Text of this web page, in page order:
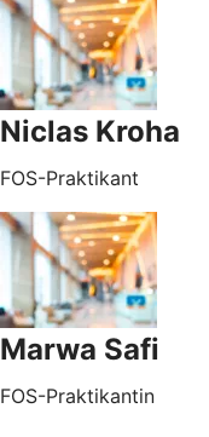
Niclas Kroha
FOS-Praktikant
Marwa Safi
FOS-Praktikantin